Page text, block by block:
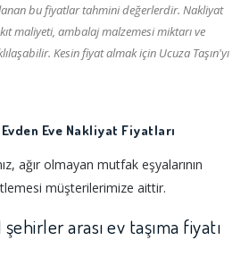
bu fiyatlar tahmini değerlerdir. Nakliyat
maliyeti, ambalaj malzemesi miktarı ve
Kesin fiyat almak için Ucuza Taşın'yı
Eve Nakliyat Fiyatları
ağır olmayan mutfak eşyalarının
müşterilerimize aittir.
şehirler arası ev taşıma fiyatı